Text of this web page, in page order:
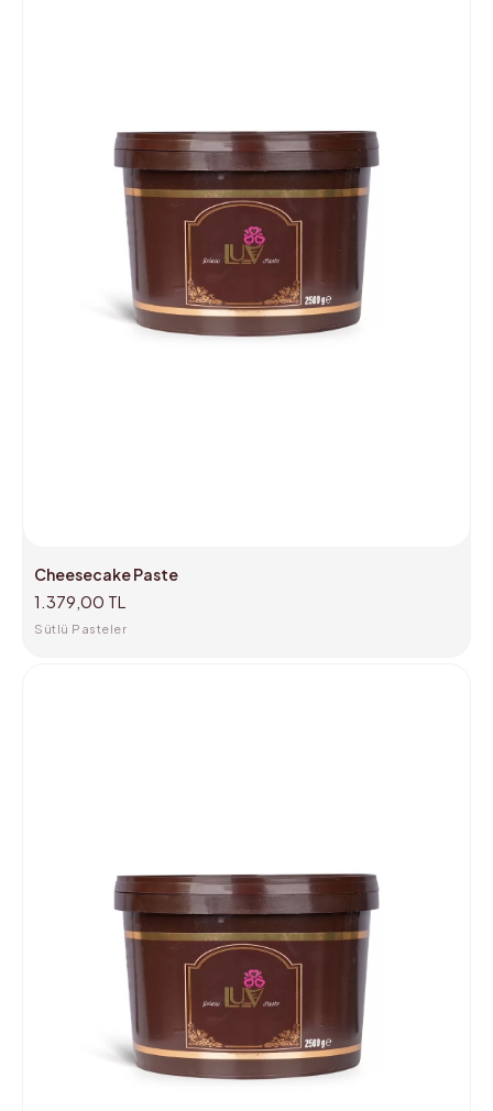
Cheesecake Paste
1.379,00 TL
Sütlü Pasteler